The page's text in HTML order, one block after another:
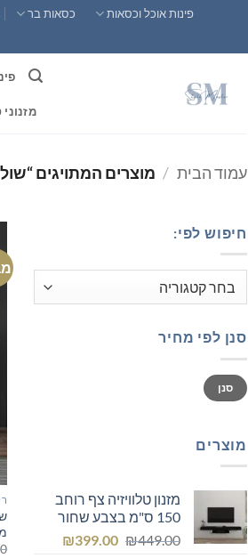
פינות אוכל וכסאות כסאות בר
מזנוני
עמוד הבית / מוצרים המתויגים
חיפוש לפי:
סנן לפי מחיר
מחיר
מינימלי
מחיר
מקסימלי
סנן
מוצרים
מזנון טלוויזיה צף רוחב
150 ס"מ בצבע שחור
₪449.00
המחיר ₪399.00
המחיר